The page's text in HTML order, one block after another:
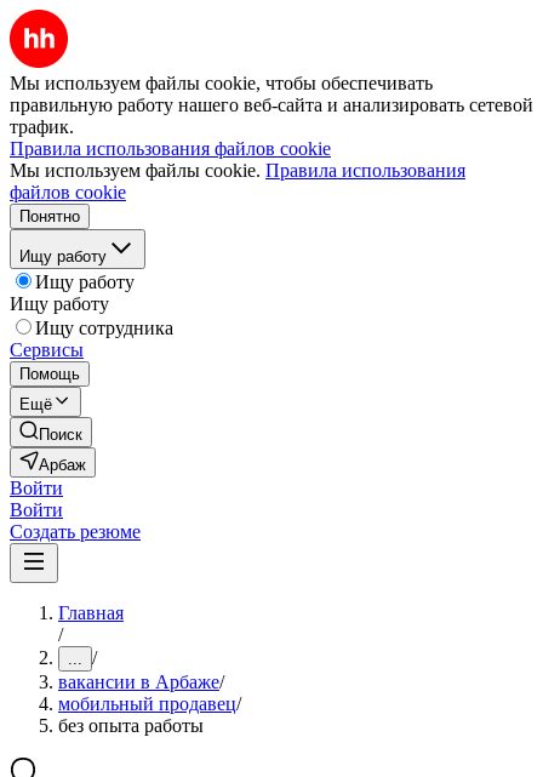
Мы используем файлы cookie, чтобы обеспечивать
правильную работу нашего веб-сайта и анализировать сетевой
трафик.
Правила использования файлов cookie
Мы используем файлы cookie. Правила использования
файлов cookie
Понятно
Ищу работу
Ищу работу
Ищу работу
Ищу сотрудника
Сервисы
Помощь
Ещё
Поиск
Арбаж
Войти
Войти
Создать резюме
Главная
/
... /
вакансии в Арбаже/
мобильный продавец/
без опыта работы